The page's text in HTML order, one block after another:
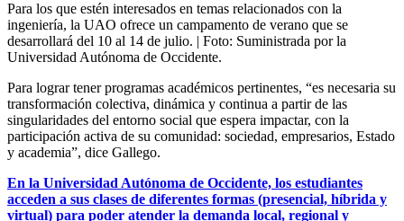
Para los que estén interesados en temas relacionados con la
ingeniería, la UAO ofrece un campamento de verano que se
desarrollará del 10 al 14 de julio. | Foto: Suministrada por la
Universidad Autónoma de Occidente.
Para lograr tener programas académicos pertinentes, “es necesaria su
transformación colectiva, dinámica y continua a partir de las
singularidades del entorno social que espera impactar, con la
participación activa de su comunidad: sociedad, empresarios, Estado
y academia”, dice Gallego.
En la Universidad Autónoma de Occidente, los estudiantes
acceden a sus clases de diferentes formas (presencial, híbrida y
virtual) para poder atender la demanda local, regional y